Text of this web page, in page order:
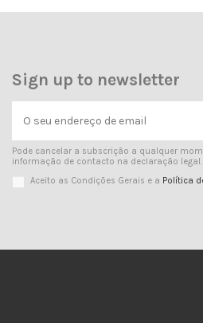
Sign up to newsletter
Pode cancelar a subscrição a qualquer
informação de contacto na declaração legal.
Aceito as Condições Gerais e a Política